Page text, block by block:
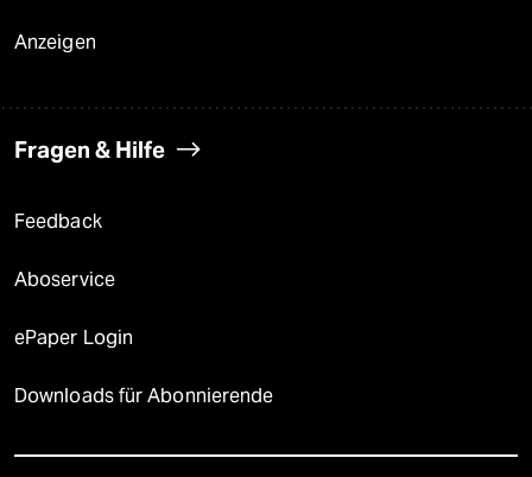
Anzeigen
Fragen & Hilfe
Feedback
Aboservice
ePaper Login
Downloads für Abonnierende